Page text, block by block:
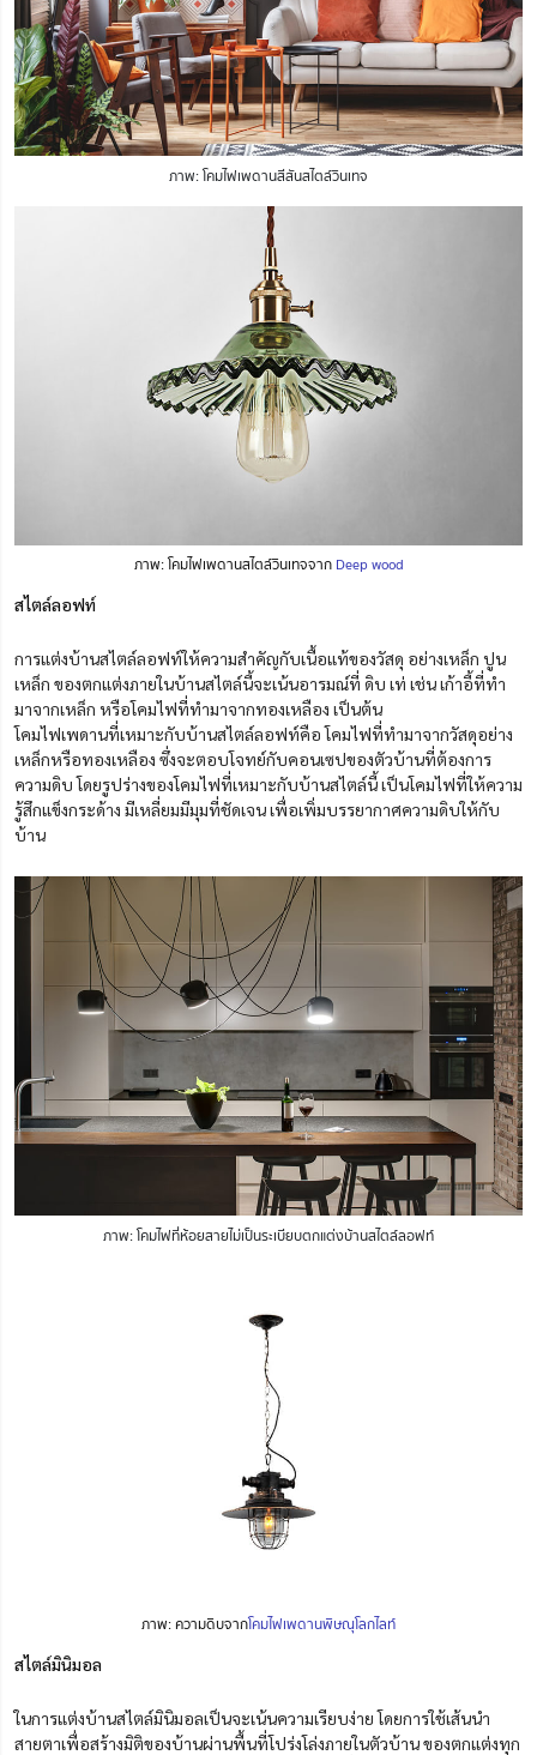
ภาพ: โคมไฟเพดานสีสันสไตล์วินเทจ
ภาพ: โคมไฟเพดานสไตล์วินเทจจาก Deep wood
สไตล์ลอฟท์
การแต่งบ้านสไตล์ลอฟท์ให้ความสำคัญกับเนื้อแท้ของวัสดุ อย่างเหล็ก ปูน
เหล็ก ของตกแต่งภายในบ้านสไตล์นี้จะเน้นอารมณ์ที่ ดิบ เท่ เช่น เก้าอี้ที่ทำ
มาจากเหล็ก หรือโคมไฟที่ทำมาจากทองเหลือง เป็นต้น
โคมไฟเพดานที่เหมาะกับบ้านสไตล์ลอฟท์คือ โคมไฟที่ทำมาจากวัสดุอย่าง
เหล็กหรือทองเหลือง ซึ่งจะตอบโจทย์กับคอนเซปของตัวบ้านที่ต้องการ
ความดิบ โดยรูปร่างของโคมไฟที่เหมาะกับบ้านสไตล์นี้ เป็นโคมไฟที่ให้ความ
รู้สึกแข็งกระด้าง มีเหลี่ยมมีมุมที่ชัดเจน เพื่อเพิ่มบรรยากาศความดิบให้กับ
บ้าน
ภาพ: โคมไฟที่ห้อยสายไม่เป็นระเบียบตกแต่งบ้านสไตล์ลอฟท์
ภาพ: ความดิบจากโคมไฟเพดานพิษณุโลกไลท์
สไตล์มินิมอล
ในการแต่งบ้านสไตล์มินิมอลเป็นจะเน้นความเรียบง่าย โดยการใช้เส้นนำ
สายตาเพื่อสร้างมิติของบ้านผ่านพื้นที่โปร่งโล่งภายในตัวบ้าน ของตกแต่งทุก